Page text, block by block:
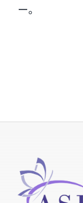
ー。